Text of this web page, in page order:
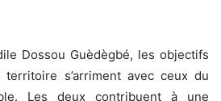
Dossou Guèdègbé, les objectifs
territoire s’arriment avec ceux du
Les deux contribuent à une